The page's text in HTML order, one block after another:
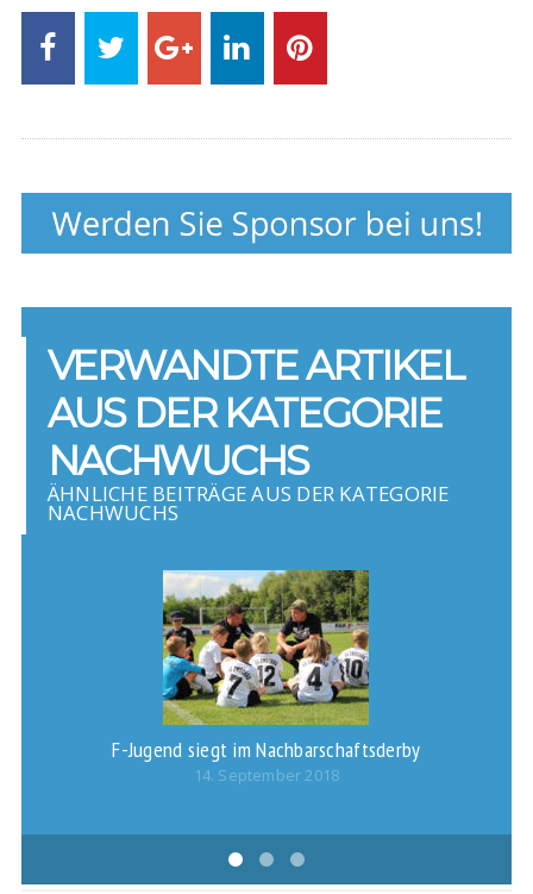
VERWANDTE ARTIKEL
AUS DER KATEGORIE
NACHWUCHS
ÄHNLICHE BEITRÄGE AUS DER KATEGORIE
NACHWUCHS
F-Jugend siegt im Nachbarschaftsderby
14. September 2018